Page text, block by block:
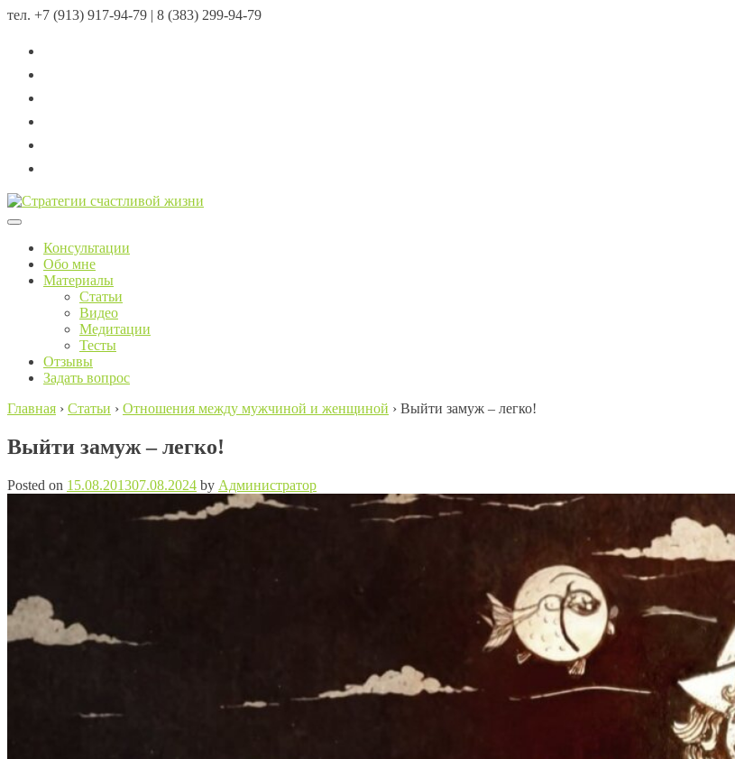
тел. +7 (913) 917-94-79 | 8 (383) 299-94-79
Menu
Консультации
Обо мне
Материалы
Статьи
Видео
Медитации
Тесты
Отзывы
Задать вопрос
Главная › Статьи › Отношения между мужчиной и женщиной › Выйти замуж – легко!
Выйти замуж – легко!
Posted on 15.08.201307.08.2024 by Администратор